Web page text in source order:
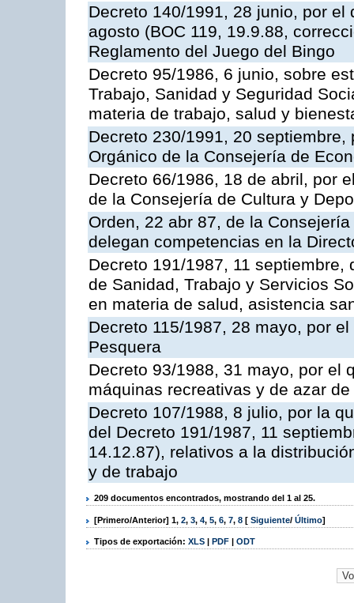
Decreto 140/1991, 28 junio, por
agosto (BOC 119, 19.9.88,
Reglamento del Juego del Bingo
Decreto 95/1986, 6 junio, sobre
Trabajo, Sanidad y Seguridad
materia de trabajo, salud y
Decreto 230/1991, 20
Orgánico de la Consejería de
Decreto 66/1986, 18 de abril, por
de la Consejería de Cultura y
Orden, 22 abr 87, de la
delegan competencias en la
Decreto 191/1987, 11
de Sanidad, Trabajo y Servicios
en materia de salud, asistencia
Decreto 115/1987, 28 mayo, por
Pesquera
Decreto 93/1988, 31 mayo, por el
máquinas recreativas y de azar
Decreto 107/1988, 8 julio, por la
del Decreto 191/1987, 11
14.12.87), relativos a la
y de trabajo
209 documentos encontrados, mostrando del 1 al 25.
[Primero/Anterior] 1, 2, 3, 4, 5, 6, 7, 8 [ Siguiente/ Último]
Tipos de exportación: XLS | PDF | ODT